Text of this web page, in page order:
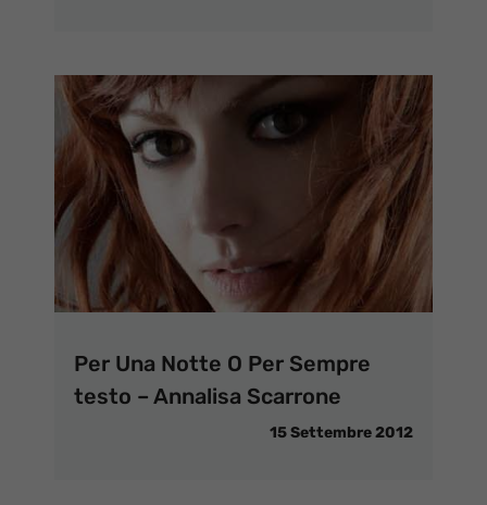
Per Una Notte O Per Sempre
testo – Annalisa Scarrone
15 Settembre 2012